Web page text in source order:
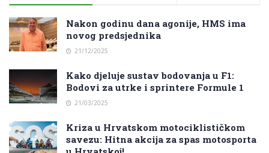
Nakon godinu dana agonije, HMS ima
novog predsjednika
21/12/2025
Kako djeluje sustav bodovanja u F1:
Bodovi za utrke i sprintere Formule 1
21/03/2025
Kriza u Hrvatskom motociklističkom
savezu: Hitna akcija za spas motosporta